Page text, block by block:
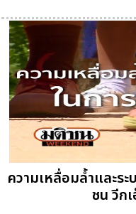
ความเหลื่อมล้ำและร
ชน วีก